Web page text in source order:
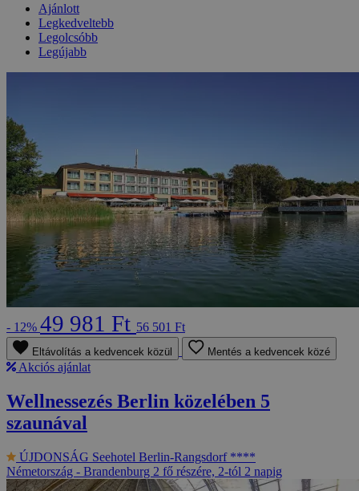
Ajánlott
Legkedveltebb
Legolcsóbb
Legújabb
- 12% 49 981 Ft 56 501 Ft
Eltávolítás a kedvencek közül Mentés a kedvencek közé
Akciós ajánlat
Wellnessezés Berlin közelében 5
szaunával
ÚJDONSÁG Seehotel Berlin-Rangsdorf ****
Németország - Brandenburg 2 fő részére, 2-tól 2 napig